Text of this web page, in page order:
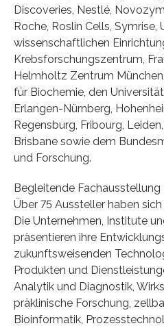
Discoveries, Nestlé,
Roche, Roslin Cells, Symrise,
wissenschaftlichen
Krebsforschungszentrum,
Helmholtz Zentrum
für Biochemie, den
Erlangen-Nürnberg,
Regensburg, Fribourg,
Brisbane sowie dem
und Forschung.
Begleitende Fachausstellung
Über 75 Aussteller haben
Die Unternehmen, Institute
präsentieren ihre
zukunftsweisenden
Produkten und
Analytik und Diagnostik,
präklinische Forschung,
Bioinformatik,